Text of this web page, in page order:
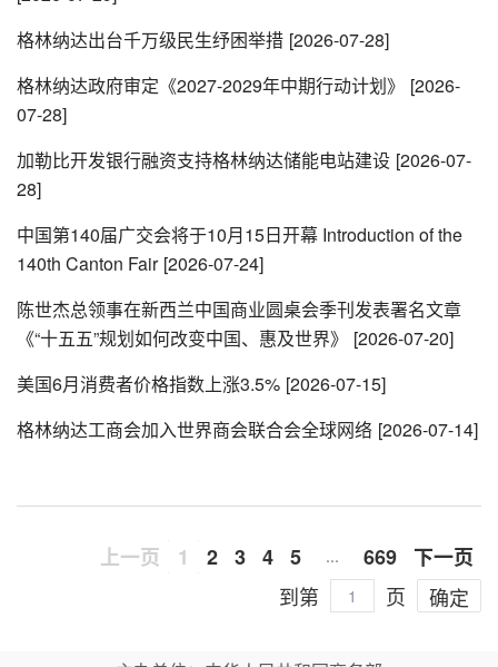
格林纳达出台千万级民生纾困举措 [2026-07-28]
格林纳达政府审定《2027-2029年中期行动计划》
[2026-
07-28]
加勒比开发银行融资支持格林纳达储能电站建设 [2026-07-
28]
中国第140届广交会将于10月15日开幕 Introduction of the
140th Canton Fair [2026-07-24]
陈世杰总领事在新西兰中国商业圆桌会季刊发表署名文章
《“十五五”规划如何改变中国、惠及世界》
[2026-07-20]
美国6月消费者价格指数上涨3.5% [2026-07-15]
格林纳达工商会加入世界商会联合会全球网络 [2026-07-14]
上一页 1 2 3 4 5 … 669
下一页
到第
页 确定